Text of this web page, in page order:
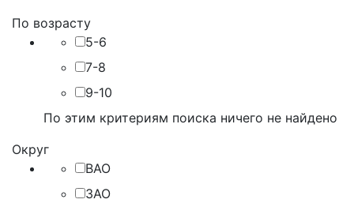
По возрасту
5-6
7-8
9-10
По этим критериям поиска ничего не найдено
Округ
ВАО
ЗАО